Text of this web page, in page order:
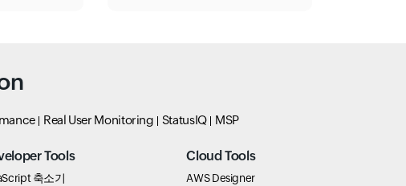
Real User Monitoring StatusIQ MSP
Tools
축소기
Cloud Tools
AWS Designer